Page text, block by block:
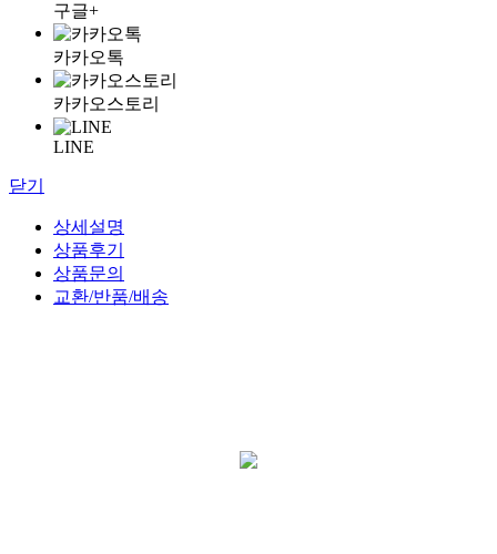
구글+
카카오톡
카카오스토리
LINE
닫기
상세설명
상품후기
상품문의
교환/반품/배송